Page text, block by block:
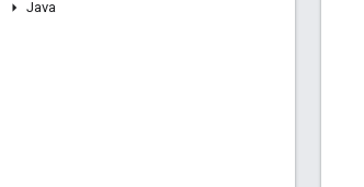
Java